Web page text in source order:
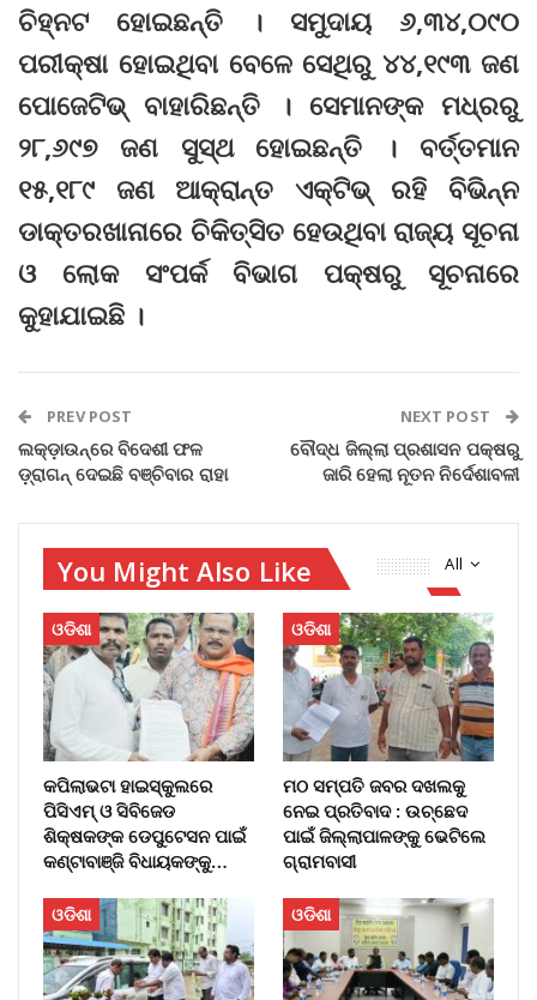
ଚିହ୍ନଟ ହୋଇଛନ୍ତି । ସମୁଦାୟ ୬,୩୪,୦୯୦
ପରୀକ୍ଷା ହୋଇଥିବା ବେଳେ ସେଥିରୁ ୪୪,୧୯୩ ଜଣ
ପୋଜେଟିଭ୍ ବାହାରିଛନ୍ତି । ସେମାନଙ୍କ ମଧ୍ରରୁ
୨୮,୬୯୭ ଜଣ ସୁସ୍ଥ ହୋଇଛନ୍ତି । ବର୍ତ୍ତମାନ
୧୫,୧୮୯ ଜଣ ଆକ୍ରାନ୍ତ ଏକ୍ଟିଭ୍ ରହି ବିଭିନ୍ନ
ଡାକ୍ତରଖାନାରେ ଚିକିତ୍ସିତ ହେଉଥିବା ରାଜ୍ୟ ସୂଚନା
ଓ ଲୋକ ସଂପର୍କ ବିଭାଗ ପକ୍ଷରୁ ସୂଚନାରେ
କୁହାଯାଇଛି ।
PREV POST
ଲକ୍‌ଡ଼ାଉନ୍‌ରେ ବିଦେଶୀ ଫଳ
ଡ଼୍ରାଗନ୍ ଦେଇଛି ବଞ୍ଚିବାର ରାହା
NEXT POST
ବୌଦ୍ଧ ଜିଲ୍ଲା ପ୍ରଶାସନ ପକ୍ଷରୁ
ଜାରି ହେଲା ନୂତନ ନିର୍ଦେଶାବଳୀ
All
You Might Also Like
ଓଡିଶା
କପିଲାଭଟା ହାଇସ୍କୁଲରେ
ପିସିଏମ୍ ଓ ସିବିଜେଡ
ଶିକ୍ଷକଙ୍କ ଡେପୁଟେସନ ପାଇଁ
କଣ୍ଟାବାଞ୍ଜି ବିଧାୟକଙ୍କୁ…
ଓଡିଶା
ମଠ ସମ୍ପତି ଜବର ଦଖଲକୁ
ନେଇ ପ୍ରତିବାଦ : ଉଚ୍ଛେଦ
ପାଇଁ ଜିଲ୍ଲାପାଳଙ୍କୁ ଭେଟିଲେ
ଗ୍ରାମବାସୀ
ଓଡିଶା ଓଡିଶା